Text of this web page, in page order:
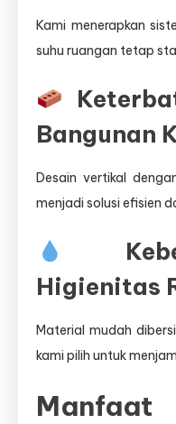
Kami menerapkan
suhu ruangan tetap
Bangunan
Desain vertikal
menjadi solusi efisien
Higienitas
Material mudah
kami pilih untuk
Manfaat